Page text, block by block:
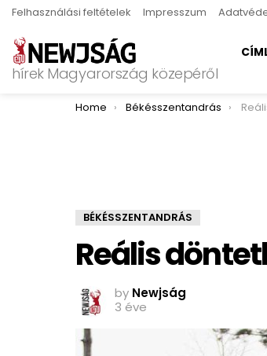
Felhasználási feltételek Impresszum
hírek Magyarország közepéről
You are here:
Home Békésszentandrás
BÉKÉSSZENTANDRÁS
Reális
by Newjság
3 éve